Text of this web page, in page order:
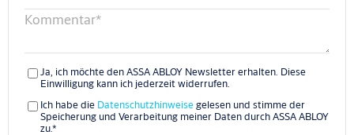
Kommentar*
Ja, ich möchte den ASSA ABLOY Newsletter erhalten. Diese
Einwilligung kann ich jederzeit widerrufen.
Ich habe die Datenschutzhinweisegelesen und stimme der
Speicherung und Verarbeitung meiner Daten durch ASSA ABLOY
zu.*